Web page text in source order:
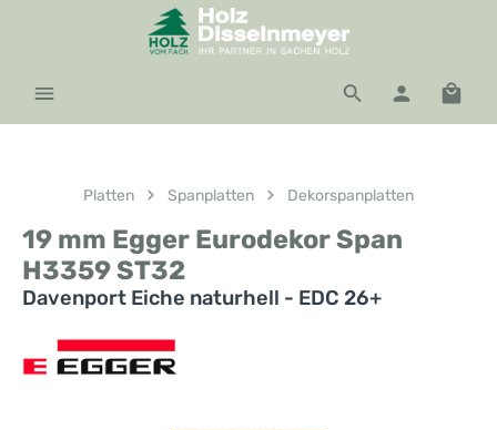
Zum Hauptinhalt springen
Platten Spanplatten Dekorspanplatten
19 mm Egger Eurodekor Span
H3359 ST32
Davenport Eiche naturhell - EDC 26+